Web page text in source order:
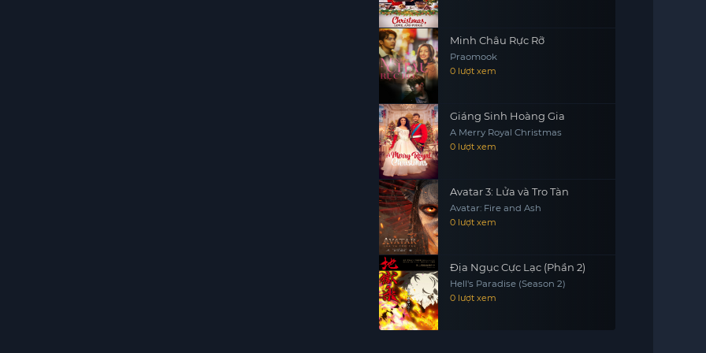
Minh Châu Rực Rỡ
Praomook
0 lượt xem
Giáng Sinh Hoàng Gia
A Merry Royal Christmas
0 lượt xem
Avatar 3: Lửa và Tro Tàn
Avatar: Fire and Ash
0 lượt xem
Địa Ngục Cực Lạc (Phần 2)
Hell's Paradise (Season 2)
0 lượt xem